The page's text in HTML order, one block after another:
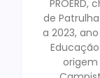
de
a 2023,
origem